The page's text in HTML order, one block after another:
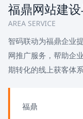
福鼎网站建
AREA SERVICE
智码联动为福鼎企业
网推广服务，帮助企
期转化的线上获客体系
福鼎